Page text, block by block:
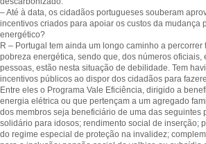
– Até à data, os cidadãos portugueses souberam
incentivos criados para apoiar os custos da mudança
energético?
R – Portugal tem ainda um longo caminho a
pobreza energética, sendo que, dos números oficiais,
pessoas, estão nesta situação de debilidade. Tem
incentivos públicos ao dispor dos cidadãos para
Entre eles o Programa Vale Eficiência, dirigido a
energia elétrica ou que pertençam a um agregado
dos membros seja beneficiário de uma das seguintes
solidário para idosos; rendimento social de inserção;
do regime especial de proteção na invalidez;